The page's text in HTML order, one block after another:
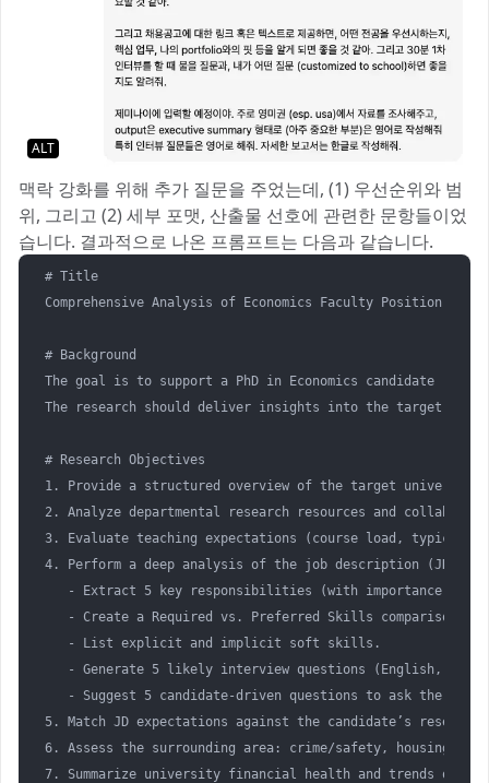
ALT
맥락 강화를 위해 추가 질문을 주었는데, (1) 우선순위와 범
위, 그리고 (2) 세부 포맷, 산출물 선호에 관련한 문항들이었
습니다. 결과적으로 나온 프롬프트는 다음과 같습니다.
# Title
Comprehensive Analysis of Economics Faculty Position (R1/
# Background
The goal is to support a PhD in Economics candidate
The research should deliver insights into the target
# Research Objectives
1. Provide a structured overview of the target university
2. Analyze departmental research resources and
3. Evaluate teaching expectations (course load, typical
4. Perform a deep analysis of the job description (JD):
- Extract 5 key responsibilities (with importance
- Create a Required vs. Preferred Skills comparison
   - List explicit and implicit soft skills.
- Generate 5 likely interview questions (English, as
- Suggest 5 candidate-driven questions to ask the
5. Match JD expectations against the candidate’s
6. Assess the surrounding area: crime/safety, housing
7. Summarize university financial health and trends